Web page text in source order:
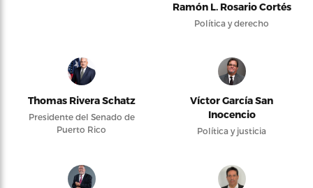
Ramón L. Rosario Cortés
Política y derecho
Thomas Rivera Schatz
Presidente del Senado de
Puerto Rico
Víctor García San
Inocencio
Política y justicia